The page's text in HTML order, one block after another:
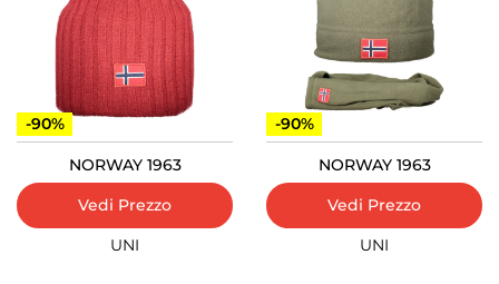
-90%
NORWAY 1963
Vedi Prezzo
UNI
-90%
NORWAY 1963
Vedi Prezzo
UNI